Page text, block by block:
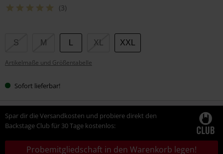
(3)
Wähle
Größe
S M XL XXL
Artikelmaße und Größentabelle
Sofort lieferbar!
Spar dir die Versandkosten und probiere direkt den
Backstage Club für 30 Tage kostenlos:
Probemitgliedschaft in den Warenkorb legen!